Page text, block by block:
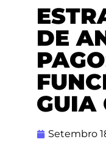
DE
GUIA
Setembro